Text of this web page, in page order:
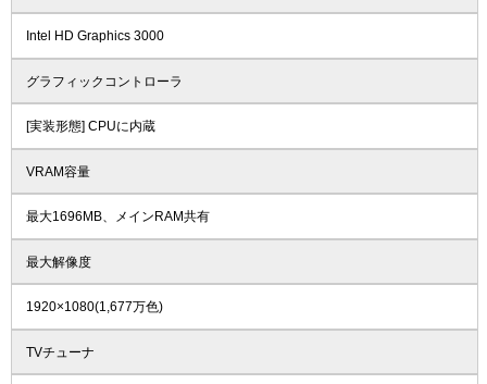
Intel HD Graphics 3000
グラフィックコントローラ
[実装形態] CPUに内蔵
VRAM容量
最大1696MB、メインRAM共有
最大解像度
1920×1080(1,677万色)
TVチューナ